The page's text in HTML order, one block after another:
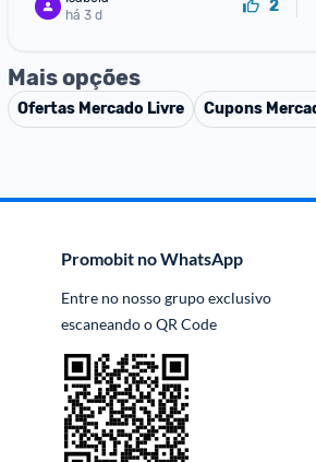
há 3 d
2
Mais opções
Ofertas Mercado Livre Cupons
Promobit no WhatsApp
Entre no nosso grupo exclusivo
escaneando o QR Code